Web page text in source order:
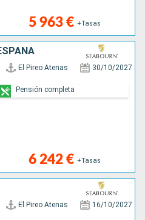
5 963 € +Tasas
El Pireo Atenas 30/10/2027
6 242 € +Tasas
Pensión completa
El Pireo Atenas 16/10/2027